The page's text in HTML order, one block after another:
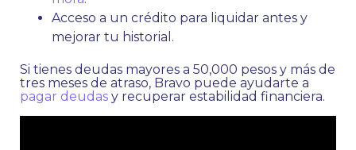
Acceso a un crédito para liquidar antes y
mejorar tu historial.
Si tienes deudas mayores a 50,000 pesos y más de
tres meses de atraso, Bravo puede ayudarte a
pagar deudas y recuperar estabilidad financiera.